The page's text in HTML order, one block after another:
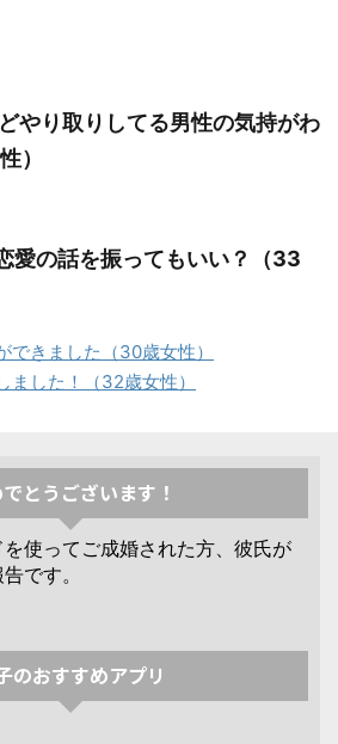
やり取りしてる男性の気持がわ
）
愛の話を振ってもいい？（33
できました（30歳女性）
ました！（32歳女性）
とうございます！
使ってご成婚された方、彼氏が
です。
のおすすめアプリ